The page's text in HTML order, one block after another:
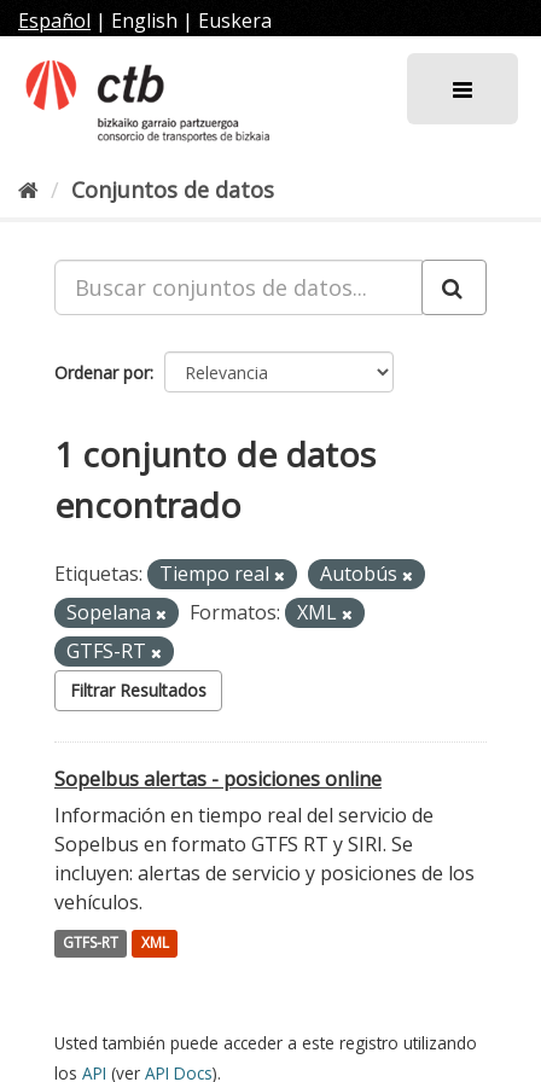
al
contenido
Español | English | Euskera
Conjuntos de datos
Ordenar por
1 conjunto de datos
encontrado
Etiquetas: Tiempo real
Autobús
Sopelana
Formatos:
XML
GTFS-RT
Filtrar Resultados
Sopelbus alertas - posiciones online
Información en tiempo real del servicio de
Sopelbus en formato GTFS RT y SIRI. Se
incluyen: alertas de servicio y posiciones de los
vehículos.
GTFS-RT XML
Usted también puede acceder a este registro utilizando
los API (ver API Docs).